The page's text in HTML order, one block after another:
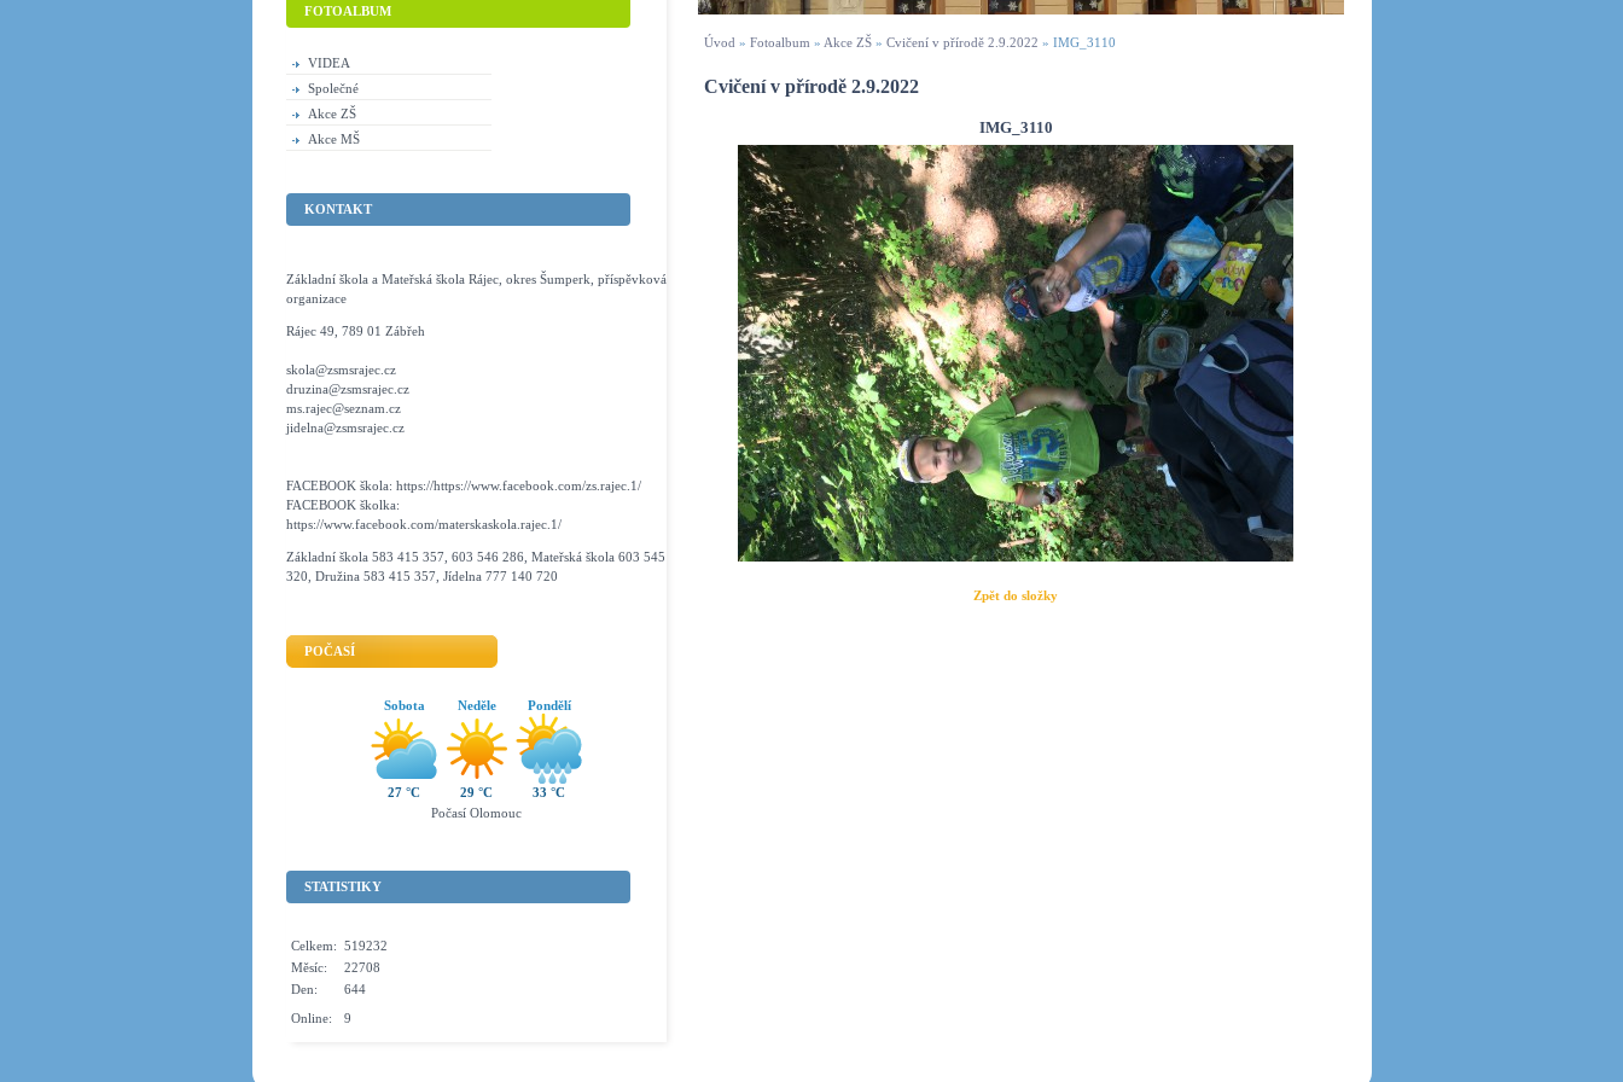
Úvod » Fotoalbum » Akce ZŠ » Cvičení v přírodě 2.9.2022 » IMG_3110
Cvičení v přírodě 2.9.2022
IMG_3110
Zpět do složky
FOTOALBUM
VIDEA
Společné
Akce ZŠ
Akce MŠ
KONTAKT
Základní škola a Mateřská škola Rájec, okres Šumperk, příspěvková
organizace
Rájec 49, 789 01 Zábřeh
skola@zsmsrajec.cz
druzina@zsmsrajec.cz
ms.rajec@seznam.cz
jidelna@zsmsrajec.cz
FACEBOOK škola: https://https://www.facebook.com/zs.rajec.1/
FACEBOOK školka:
https://www.facebook.com/materskaskola.rajec.1/
Základní škola 583 415 357, 603 546 286, Mateřská škola 603 545
320, Družina 583 415 357, Jídelna 777 140 720
POČASÍ
Sobota
27 °C
Neděle
29 °C
Pondělí
33 °C
Počasí Olomouc
STATISTIKY
Online: 9
Celkem: 519232
Měsíc:
22708
Den:
644